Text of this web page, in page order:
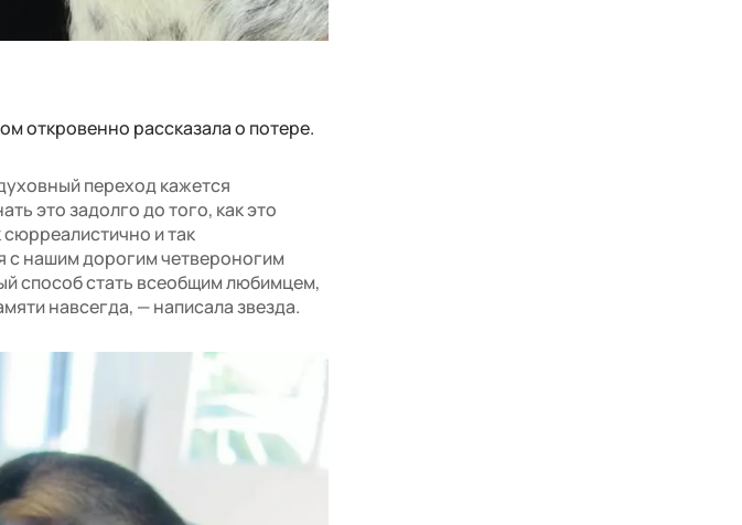
откровенно рассказала о потере.
переход кажется
это задолго до того, как это
и так
нашим дорогим четвероногим
способ стать всеобщим любимцем,
навсегда, — написала звезда.